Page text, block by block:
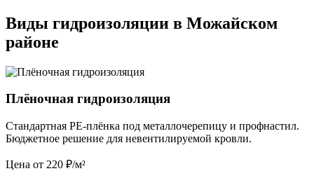
Виды гидроизоляции в Можайском
районе
Плёночная гидроизоляция
Стандартная PE-плёнка под металлочерепицу и профнастил.
Бюджетное решение для невентилируемой кровли.
Цена от 220 ₽/м²